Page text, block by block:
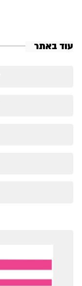
עוד באתר